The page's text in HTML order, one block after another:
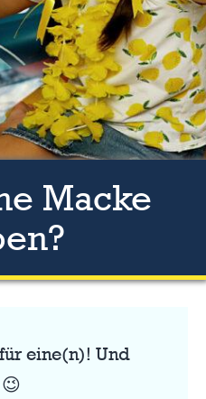
Macke
eine(n)! Und